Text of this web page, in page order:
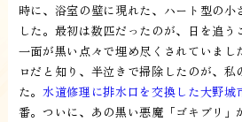
時に、浴室の壁に現れた、ハート型の小
した。最初は数匹だったのが、日を追
一面が黒い点々で埋め尽くされていまし
ロだと知り、半泣きで掃除したのが、私
た。 水道修理に排水口を交換した大野城
番。ついに、あの黒い悪魔「ゴキブリ」